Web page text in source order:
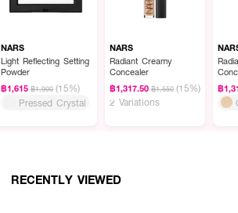
NARS
Light Reflecting Setting
Powder
฿1,615 ฿1,900 (15%)
Pressed Crystal
NARS
Radiant Creamy
Concealer
฿1,317.50 ฿1,550 (15%)
2 Variations
฿
RECENTLY VIEWED